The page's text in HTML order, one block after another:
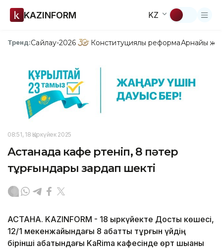
KAZINFORM KZ
Тренд:Сайлау-2026 Конституциялық реформаАрнайы
08:51, 18 Қыркүйек 2025
Астанада кафе өртеніп, 8 пәтер
тұрғындары зардап шекті
АСТАНА. KAZINFORM - 18 қыркүйекте Достық көшесі,
12/1 мекенжайындағы 8 қабатты тұрғын үйдің
бірінші қабатындағы KaRima кафесінде өрт шыққаны